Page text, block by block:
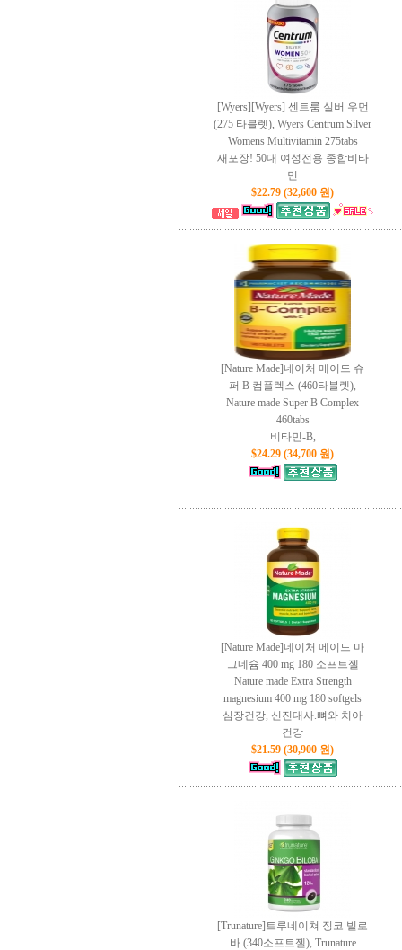
[Wyers][Wyers] 센트룸 실버 우먼
(275 타블렛), Wyers Centrum Silver
Womens Multivitamin 275tabs
새포장! 50대 여성전용 종합비타
민
$22.79 (32,600 원)
[Nature Made]네이처 메이드 슈
퍼 B 컴플렉스 (460타블렛),
Nature made Super B Complex
460tabs
비타민-B,
$24.29 (34,700 원)
[Nature Made]네이처 메이드 마
그네슘 400 mg 180 소프트젤
Nature made Extra Strength
magnesium 400 mg 180 softgels
심장건강, 신진대사.뼈와 치아
건강
$21.59 (30,900 원)
[Trunature]트루네이쳐 징코 빌로
바 (340소프트젤), Trunature